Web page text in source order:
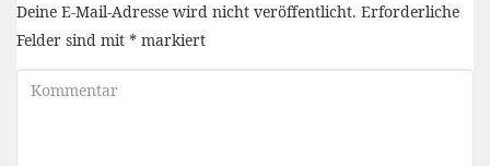
Deine E-Mail-Adresse wird nicht veröffentlicht. Erforderliche
Felder sind mit * markiert
Kommentar